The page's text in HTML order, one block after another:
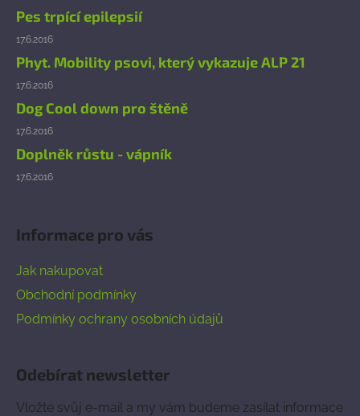
Pes trpící epilepsií
17.6.2016
Phyt. Mobility psovi, který vykazuje ALP 21
17.6.2016
Dog Cool down pro štěně
17.6.2016
Doplněk růstu - vápník
17.6.2016
Informace pro vás
Jak nakupovat
Obchodní podmínky
Podmínky ochrany osobních údajů
Odebírat newsletter
Vložte svůj e-mail a my vám budeme zasílat informace